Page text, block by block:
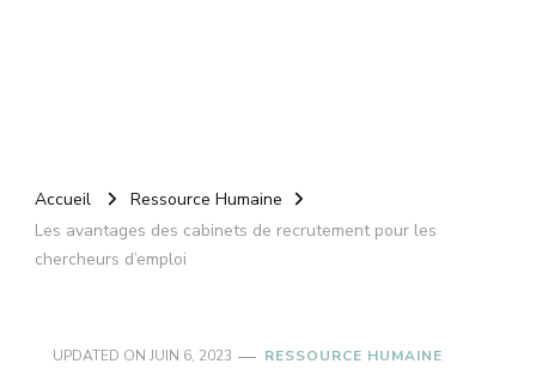
Accueil
Ressource Humaine
Les avantages des cabinets de recrutement pour les
chercheurs d’emploi
UPDATED ON JUIN 6, 2023 RESSOURCE HUMAINE